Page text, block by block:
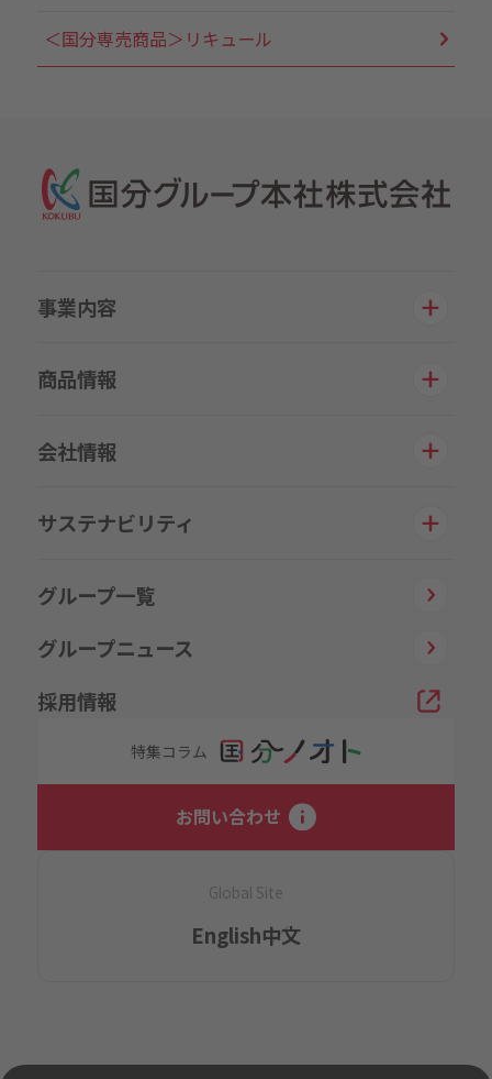
＜国分専売商品＞リキュール
事業内容
商品情報
会社情報
サステナビリティ
グループ一覧
グループニュース
採用情報
特集コラム
お問い合わせ
Global Site
English中文